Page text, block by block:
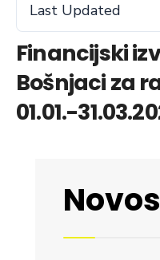
Last Updated
Financijski
Bošnjaci za
01.01.-